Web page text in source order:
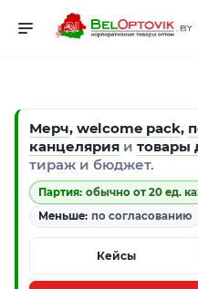
Мерч, welcome pack,
канцелярия и товары
тираж и бюджет.
Партия: обычно от 20 ед.
Меньше: по согласованию
Кейсы